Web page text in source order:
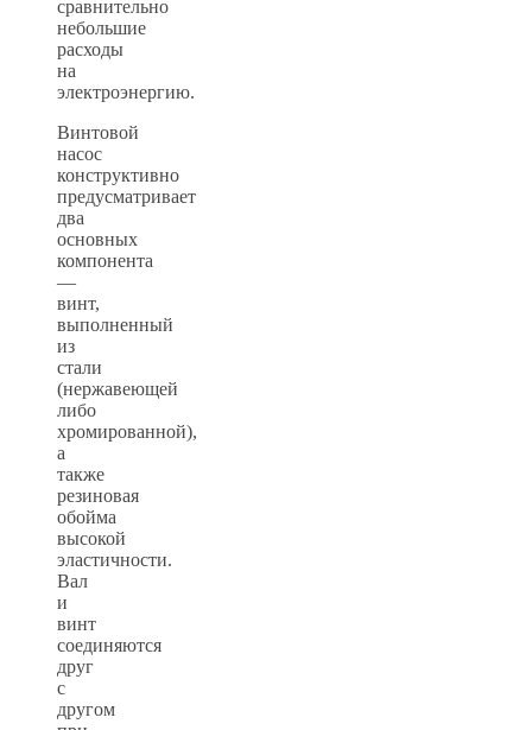
сравнительно
небольшие
расходы
на
электроэнергию.
Винтовой
насос
конструктивно
предусматривает
два
основных
компонента
—
винт,
выполненный
из
стали
(нержавеющей
либо
хромированной),
а
также
резиновая
обойма
высокой
эластичности.
Вал
и
винт
соединяются
друг
с
другом